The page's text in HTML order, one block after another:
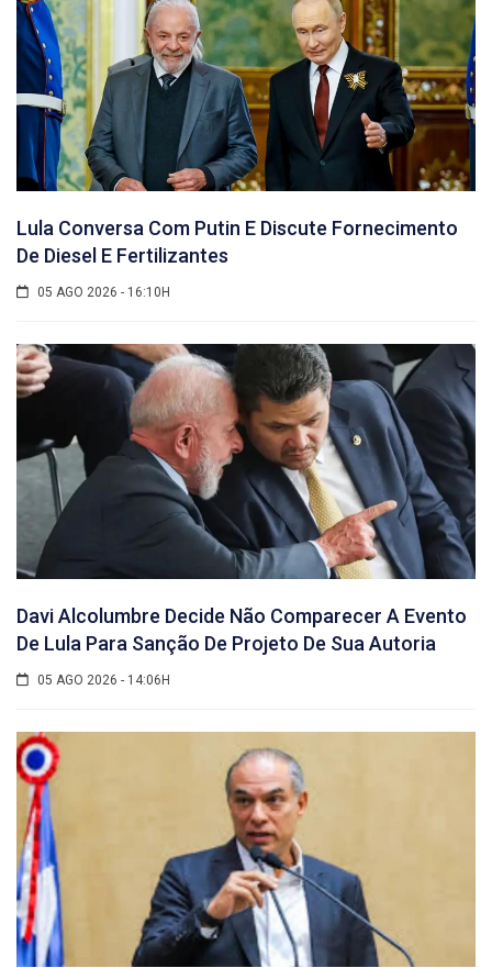
Lula Conversa Com Putin E Discute Fornecimento
De Diesel E Fertilizantes
05 AGO 2026 - 16:10H
Davi Alcolumbre Decide Não Comparecer A Evento
De Lula Para Sanção De Projeto De Sua Autoria
05 AGO 2026 - 14:06H